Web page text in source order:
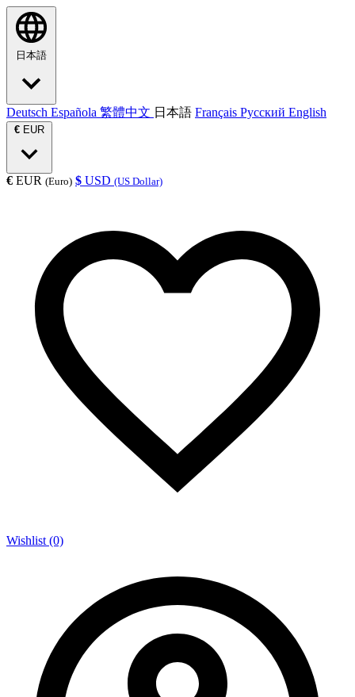
日本語
Deutsch Española 繁體中文 日本語 Français Русский English
€ EUR
€ EUR (Euro) $ USD (US Dollar)
Wishlist (0)